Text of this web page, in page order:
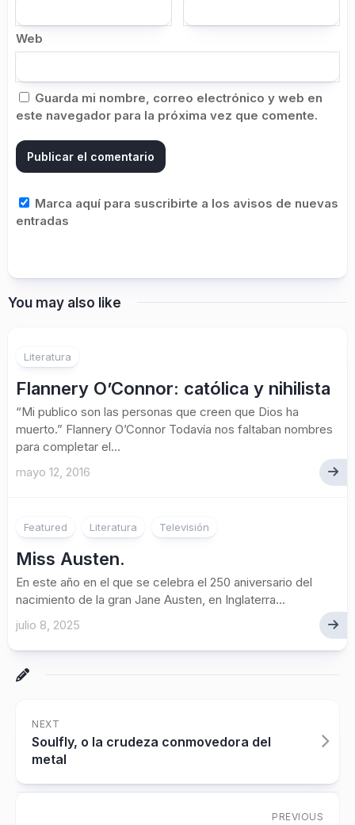
Web
Guarda mi nombre, correo electrónico y web en
este navegador para la próxima vez que comente.
Marca aquí para suscribirte a los avisos de nuevas
entradas
You may also like
Literatura
Flannery O’Connor: católica y nihilista
“Mi publico son las personas que creen que Dios ha
muerto.” Flannery O’Connor Todavía nos faltaban nombres
para completar el...
mayo 12, 2016
Featured Literatura Televisión
Miss Austen.
En este año en el que se celebra el 250 aniversario del
nacimiento de la gran Jane Austen, en Inglaterra...
julio 8, 2025
NEXT
Soulfly, o la crudeza conmovedora del
metal
PREVIOUS